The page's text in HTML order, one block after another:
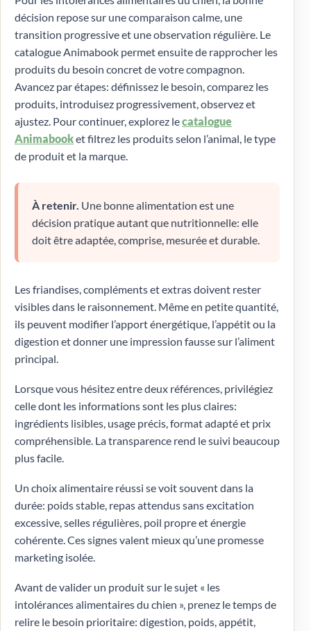
décision repose sur une comparaison calme, une
transition progressive et une observation régulière. Le
catalogue Animabook permet ensuite de rapprocher les
produits du besoin concret de votre compagnon.
Avancez par étapes: définissez le besoin, comparez les
produits, introduisez progressivement, observez et
ajustez. Pour continuer, explorez lecatalogue
Animabooket filtrez les produits selon l’animal, le type
de produit et la marque.
À retenir. Une bonne alimentation est une
décision pratique autant que nutritionnelle: elle
doit être adaptée, comprise, mesurée et durable.
Les friandises, compléments et extras doivent rester
visibles dans le raisonnement. Même en petite quantité,
ils peuvent modifier l’apport énergétique, l’appétit ou la
digestion et donner une impression fausse sur l’aliment
principal.
Lorsque vous hésitez entre deux références, privilégiez
celle dont les informations sont les plus claires:
ingrédients lisibles, usage précis, format adapté et prix
compréhensible. La transparence rend le suivi beaucoup
plus facile.
Un choix alimentaire réussi se voit souvent dans la
durée: poids stable, repas attendus sans excitation
excessive, selles régulières, poil propre et énergie
cohérente. Ces signes valent mieux qu’une promesse
marketing isolée.
Avant de valider un produit sur le sujet « les
intolérances alimentaires du chien », prenez le temps de
relire le besoin prioritaire: digestion, poids, appétit,